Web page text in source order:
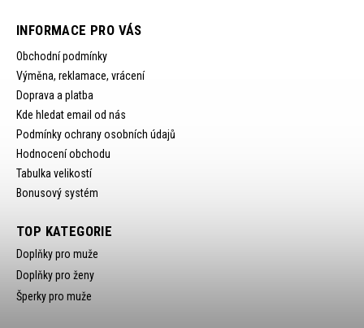
INFORMACE PRO VÁS
Obchodní podmínky
Výměna, reklamace, vrácení
Doprava a platba
Kde hledat email od nás
Podmínky ochrany osobních údajů
Hodnocení obchodu
Tabulka velikostí
Bonusový systém
TOP KATEGORIE
Doplňky pro muže
Doplňky pro ženy
Šperky pro muže